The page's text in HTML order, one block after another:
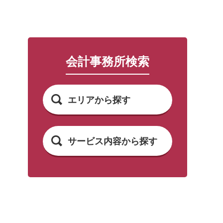
会計事務所検索
エリアから探す
サービス内容から探す